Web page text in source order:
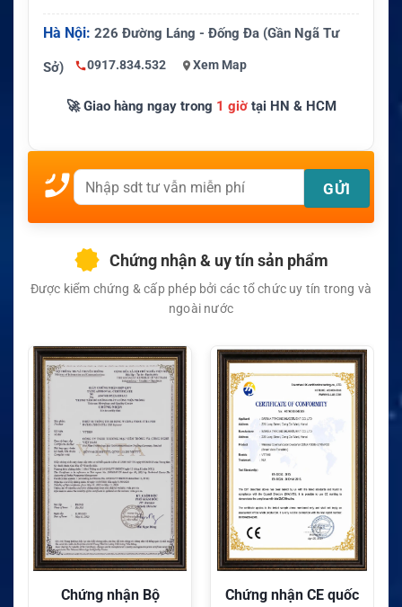
Hà Nội: 226 Đường Láng - Đống Đa (Gần Ngã Tư
Sở) 0917.834.532 Xem Map
🚀 Giao hàng ngay trong 1 giờtại HN & HCM
Chứng nhận & uy tín sản phẩm
Được kiểm chứng & cấp phép bởi các tổ chức uy tín trong và
ngoài nước
Chứng nhận Bộ
Chứng nhận CE quốc